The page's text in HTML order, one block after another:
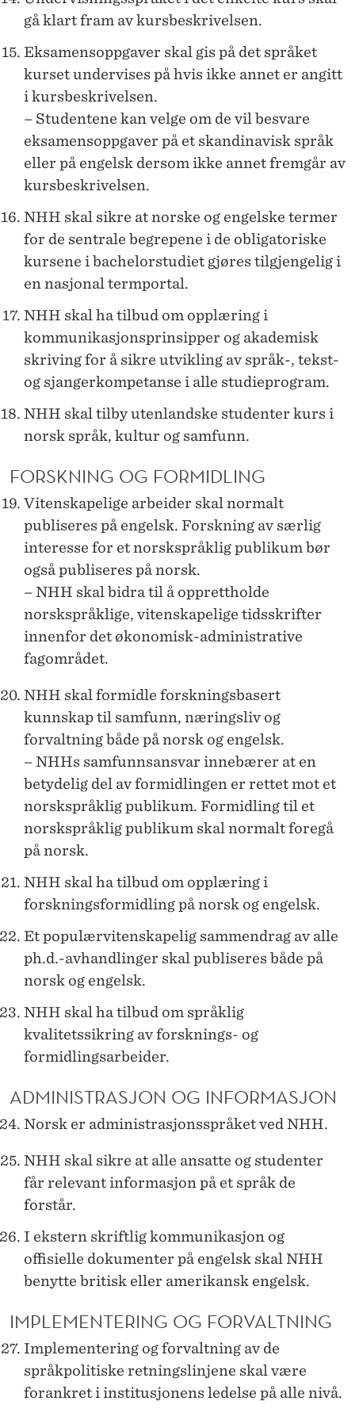
gå klart fram av kursbeskrivelsen.
Eksamensoppgaver skal gis på det språket
kurset undervises på hvis ikke annet er angitt
i kursbeskrivelsen.
– Studentene kan velge om de vil besvare
eksamensoppgaver på et skandinavisk språk
eller på engelsk dersom ikke annet fremgår av
kursbeskrivelsen.
NHH skal sikre at norske og engelske termer
for de sentrale begrepene i de obligatoriske
kursene i bachelorstudiet gjøres tilgjengelig i
en nasjonal termportal.
NHH skal ha tilbud om opplæring i
kommunikasjonsprinsipper og akademisk
skriving for å sikre utvikling av språk-, tekst-
og sjangerkompetanse i alle studieprogram.
NHH skal tilby utenlandske studenter kurs i
norsk språk, kultur og samfunn.
FORSKNING OG FORMIDLING
Vitenskapelige arbeider skal normalt
publiseres på engelsk. Forskning av særlig
interesse for et norskspråklig publikum bør
også publiseres på norsk.
– NHH skal bidra til å opprettholde
norskspråklige, vitenskapelige tidsskrifter
innenfor det økonomisk-administrative
fagområdet.
NHH skal formidle forskningsbasert
kunnskap til samfunn, næringsliv og
forvaltning både på norsk og engelsk.
– NHHs samfunnsansvar innebærer at en
betydelig del av formidlingen er rettet mot et
norskspråklig publikum. Formidling til et
norskspråklig publikum skal normalt foregå
på norsk.
NHH skal ha tilbud om opplæring i
forskningsformidling på norsk og engelsk.
Et populærvitenskapelig sammendrag av alle
ph.d.-avhandlinger skal publiseres både på
norsk og engelsk.
NHH skal ha tilbud om språklig
kvalitetssikring av forsknings- og
formidlingsarbeider.
ADMINISTRASJON OG INFORMASJON
Norsk er administrasjonsspråket ved NHH.
NHH skal sikre at alle ansatte og studenter
får relevant informasjon på et språk de
forstår.
I ekstern skriftlig kommunikasjon og
offisielle dokumenter på engelsk skal NHH
benytte britisk eller amerikansk engelsk.
IMPLEMENTERING OG FORVALTNING
Implementering og forvaltning av de
språkpolitiske retningslinjene skal være
forankret i institusjonens ledelse på alle nivå.